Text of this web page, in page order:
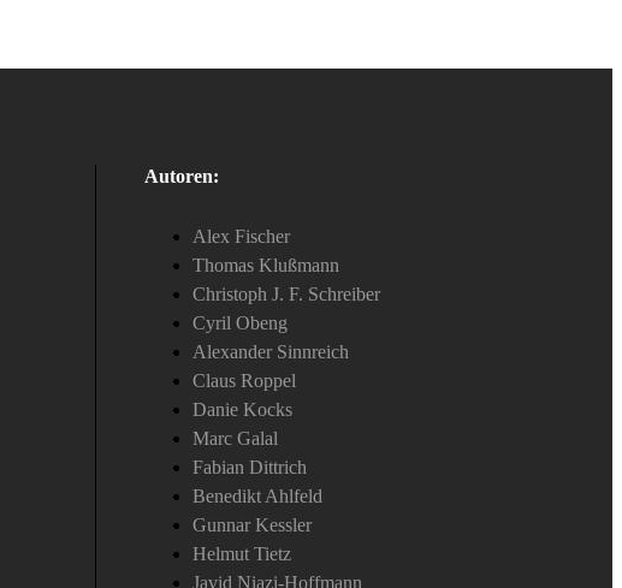
Autoren:
Alex Fischer
Thomas Klußmann
Christoph J. F. Schreiber
Cyril Obeng
Alexander Sinnreich
Claus Roppel
Danie Kocks
Marc Galal
Fabian Dittrich
Benedikt Ahlfeld
Gunnar Kessler
Helmut Tietz
Javid Niazi-Hoffmann